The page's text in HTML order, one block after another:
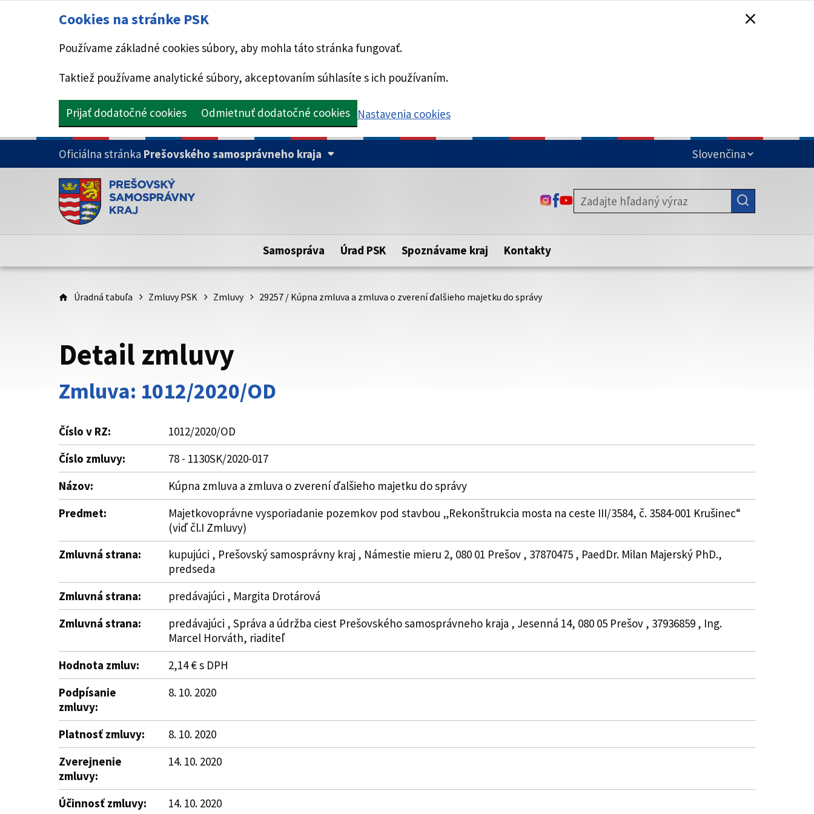
Cookies na stránke PSK
Používame základné cookies súbory, aby mohla táto stránka fungovať.
Taktiež používame analytické súbory, akceptovaním súhlasíte s ich používaním.
Prijať dodatočné cookies Odmietnuť dodatočné cookies Nastavenia cookies
PRESKOČIŤ NA HLAVNÝ OBSAH
Oficiálna stránka Prešovského samosprávneho kraja
Doména psk.sk je oficiálna
Toto je oficiálna webová stránka Prešovského samosprávneho kraja.
Táto stránka je zabezpečená
zabezpečenú webovú stránku. Zabezpečená stránka vždy začína
https:// pred názvom domény webového sídla.
ODKAZ SA OTVORÍ NA NOVEJ KARTE
ODKAZ SA OTVORÍ NA NOVEJ KARTE
ODKAZ SA OTVORÍ NA NOVEJ KARTE
Samospráva Úrad PSK Spoznávame kraj Kontakty
Úradná tabuľa Zmluvy PSK Zmluvy 29257 / Kúpna zmluva a zmluva o zverení ďalšieho majetku do správy
Detail zmluvy
Zmluva: 1012/2020/OD
Číslo v RZ:
1012/2020/OD
Číslo zmluvy:
78 - 1130SK/2020-017
Názov:
Kúpna zmluva a zmluva o zverení ďalšieho majetku do správy
Predmet:
Majetkovoprávne vysporiadanie pozemkov pod stavbou „Rekonštrukcia mosta na ceste III/3584, č. 3584-001 Krušinec“
(viď čl.I Zmluvy)
Zmluvná strana:
kupujúci , Prešovský samosprávny kraj , Námestie mieru 2, 080 01 Prešov , 37870475 , PaedDr. Milan Majerský PhD.,
predseda
Zmluvná strana:
predávajúci , Margita Drotárová
Zmluvná strana:
predávajúci , Správa a údržba ciest Prešovského samosprávneho kraja , Jesenná 14, 080 05 Prešov , 37936859 , Ing.
Marcel Horváth, riaditeľ
Hodnota zmluv:
2,14 € s DPH
Podpísanie
zmluvy:
8. 10. 2020
Platnosť zmluvy:
8. 10. 2020
Zverejnenie
zmluvy:
14. 10. 2020
Účinnosť zmluvy: 14. 10. 2020